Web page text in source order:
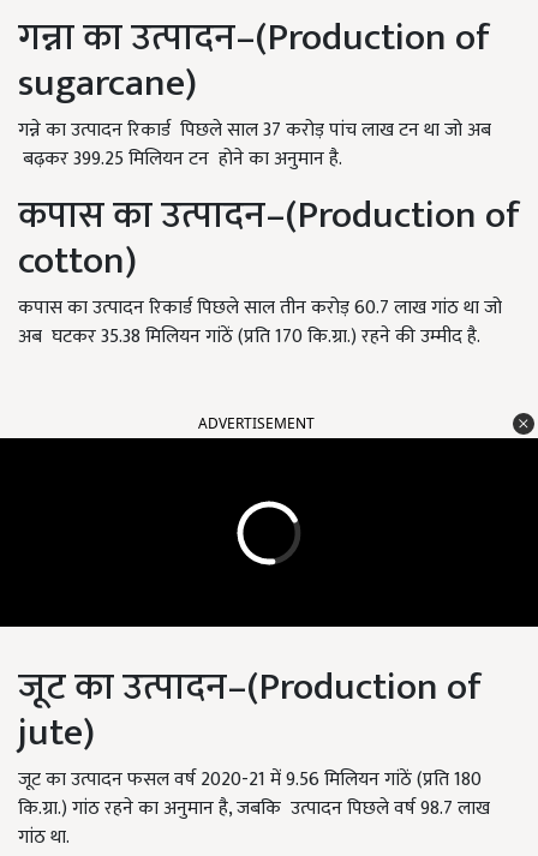
गन्ना का उत्पादन–(Production of
sugarcane)
गन्ने का उत्पादन रिकार्ड पिछले साल 37 करोड़ पांच लाख टन था जो अब
बढ़कर 399.25 मिलियन टन होने का अनुमान है.
कपास का उत्पादन–(Production of
cotton)
कपास का उत्पादन रिकार्ड पिछले साल तीन करोड़ 60.7 लाख गांठ था जो
अब घटकर 35.38 मिलियन गांठें (प्रति 170 कि.ग्रा.) रहने की उम्मीद है.
ADVERTISEMENT
जूट का उत्पादन–(Production of
jute)
जूट का उत्पादन फसल वर्ष 2020-21 में 9.56 मिलियन गांठें (प्रति 180
कि.ग्रा.) गांठ रहने का अनुमान है, जबकि उत्पादन पिछले वर्ष 98.7 लाख
गांठ था.